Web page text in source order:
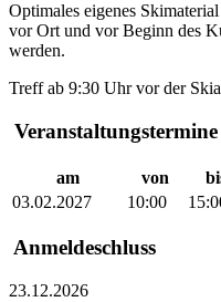
Optimales eigenes
vor Ort und vor Beginn des
werden.
Treff ab 9:30 Uhr vor der
Veranstaltungstermine
am von
03.02.2027
10:00
Anmeldeschluss
23.12.2026